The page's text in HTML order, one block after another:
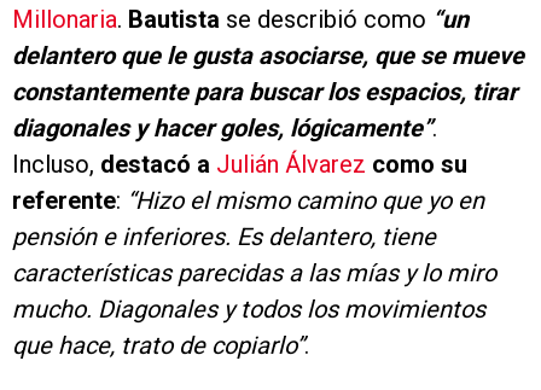
Millonaria. Bautista se describió como “un
delantero que le gusta asociarse, que se mueve
constantemente para buscar los espacios, tirar
diagonales y hacer goles, lógicamente”.
Incluso, destacó a Julián Álvarez como su
referente: “Hizo el mismo camino que yo en
pensión e inferiores. Es delantero, tiene
características parecidas a las mías y lo miro
mucho. Diagonales y todos los movimientos
que hace, trato de copiarlo”.